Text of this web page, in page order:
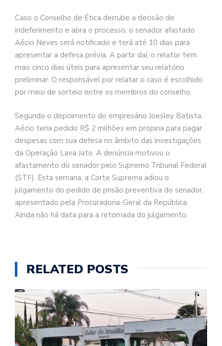
Caso o Conselho de Ética derrube a decisão de
indeferimento e abra o processo, o senador afastado
Aécio Neves será notificado e terá até 10 dias para
apresentar a defesa prévia. A partir daí, o relator tem
mais cinco dias úteis para apresentar seu relatório
preliminar. O responsável por relatar o caso é escolhido
por meio de sorteio entre os membros do conselho.
Segundo o depoimento do empresário Joesley Batista,
Aécio teria pedido R$ 2 milhões em propina para pagar
despesas com sua defesa no âmbito das investigações
da Operação Lava Jato. A denúncia motivou o
afastamento do senador pelo Supremo Tribunal Federal
(STF). Esta semana, a Corte Suprema adiou o
julgamento do pedido de prisão preventiva do senador,
apresentado pela Procuradoria-Geral da República.
Ainda não há data para a retomada do julgamento.
RELATED POSTS